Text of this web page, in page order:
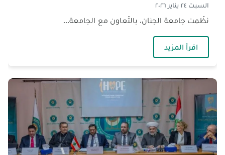
السبت ٢٤ يناير ٢٠٢٦
نظّمت جامعة الجنان، بالتّعاون مع الجامعة...
اقرأ المزيد— الجنان تنظّم مسابقة البوسترات العلميّة «Catalyst 2026» في الابتكار بالصّحّة العامّة